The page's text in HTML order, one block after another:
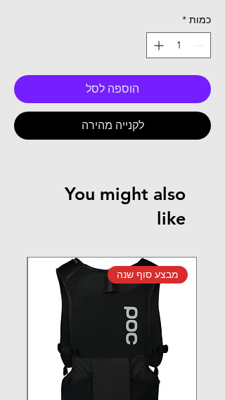
כמות *
הוספה לסל
לקנייה מהירה
You might also
like
מבצע סוף שנה